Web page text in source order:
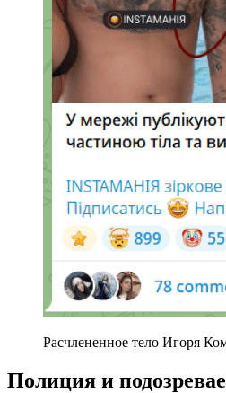
Расчлененное тело Игоря
Полиция и